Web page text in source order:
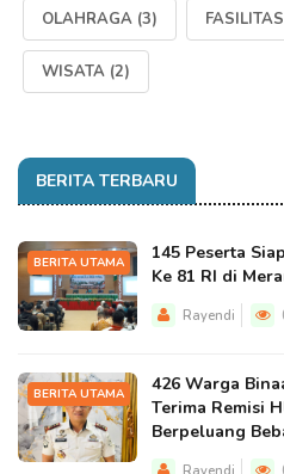
OLAHRAGA (3)
WISATA (2)
BERITA TERBARU
BERITA UTAMA
145 Peserta
Ke 81 RI di
Rayendi
BERITA UTAMA
426 Warga
Terima Remisi
Berpeluang